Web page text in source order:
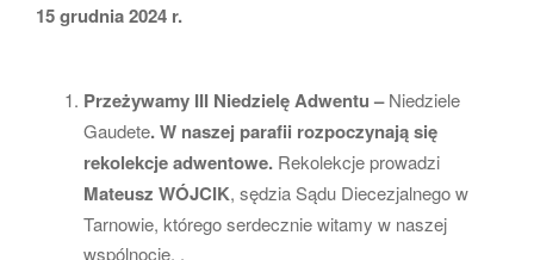
15 grudnia 2024 r.
Przeżywamy III Niedzielę Adwentu –Niedziele
Gaudete. W naszej parafii rozpoczynają się
rekolekcje adwentowe. Rekolekcje prowadzi
Mateusz WÓJCIK, sędzia Sądu Diecezjalnego w
Tarnowie, którego serdecznie witamy w naszej
wspólnocie. .